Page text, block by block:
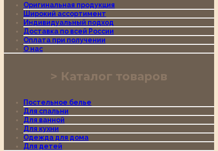
Оригинальная продукция
Широкий ассортимент
Индивидуальный подход
Доставка по всей России
Оплата при получении
О нас
Каталог товаров
Постельное белье
Для спальни
Для ванной
Для кухни
Одежда для дома
Для детей